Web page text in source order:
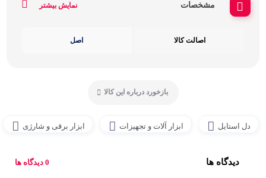
مشخصات نمایش بیشتر
اصالت کالا اصل
بازخورد درباره این کالا
دل استایل ابزار آلات و تجهیزات ابزار برقی و شارژی
دیدگاه ها 0 دیدگاه ها